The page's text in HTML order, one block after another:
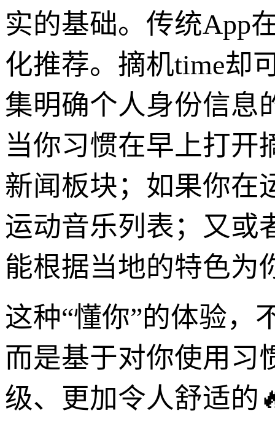
实的基础。传统App
化推荐。摘机time却
集明确个人身份信息
当你习惯在早上打开
新闻板块；如果你在
运动音乐列表；又或
能根据当地的特色为
这种“懂你”的体验，
而是基于对你使用习
级、更加令人舒适的